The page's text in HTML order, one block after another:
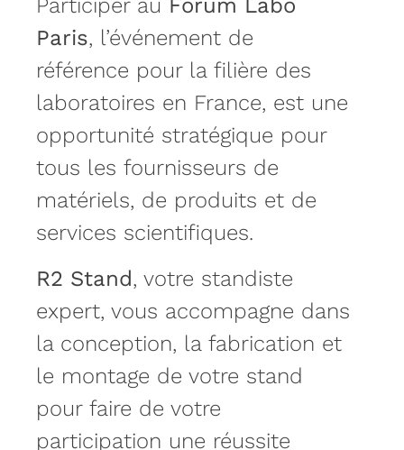
Participer au Forum Labo
Paris, l’événement de
référence pour la filière des
laboratoires en France, est une
opportunité stratégique pour
tous les fournisseurs de
matériels, de produits et de
services scientifiques.
R2 Stand, votre standiste
expert, vous accompagne dans
la conception, la fabrication et
le montage de votre stand
pour faire de votre
participation une réussite